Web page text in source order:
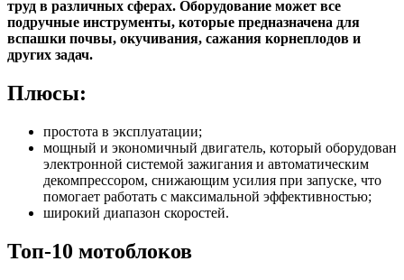
труд в различных сферах. Оборудование может все
подручные инструменты, которые предназначена для
вспашки почвы, окучивания, сажания корнеплодов и
других задач.
Плюсы:
простота в эксплуатации;
мощный и экономичный двигатель, который оборудован
электронной системой зажигания и автоматическим
декомпрессором, снижающим усилия при запуске, что
помогает работать с максимальной эффективностью;
широкий диапазон скоростей.
Топ-10 мотоблоков